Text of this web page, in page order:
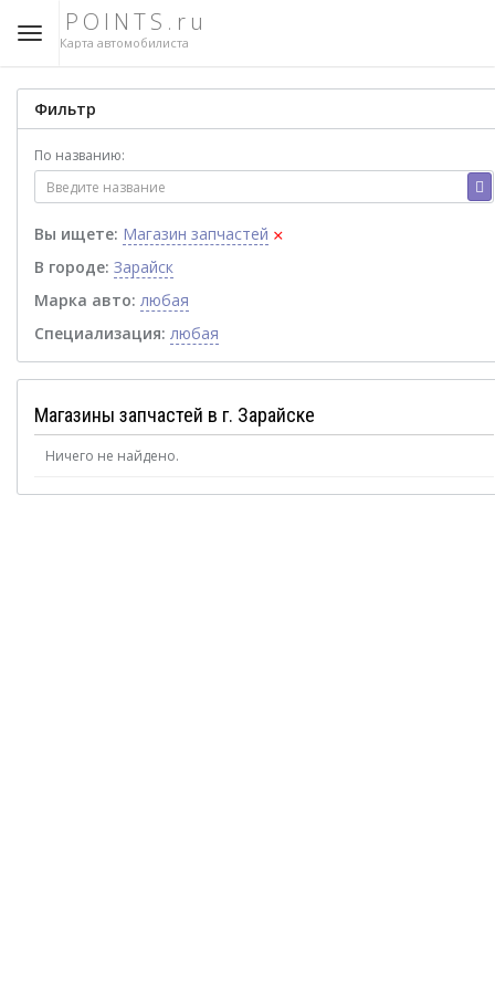
POINTS.ru
Карта автомобилиста
Фильтр
По названию:
Вы ищете: Магазин запчастей ×
В городе: Зарайск
Марка авто: любая
Специализация: любая
Магазины запчастей в г. Зарайске
Ничего не найдено.